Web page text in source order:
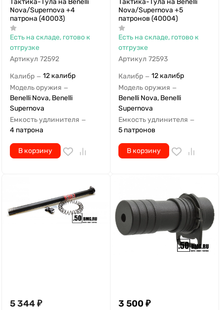
Nova/Supernova +4
патрона (40003)
Есть на складе, готово к
отгрузке
Артикул 72592
Калибр — 12 калибр
Модель оружия —
Benelli Nova, Benelli
Supernova
Емкость удлинителя —
4 патрона
В корзину
Nova/Supernova +5
патронов (40004)
Есть на складе, готово к
отгрузке
Артикул 72593
Калибр — 12 калибр
Модель оружия —
Benelli Nova, Benelli
Supernova
Емкость удлинителя —
5 патронов
В корзину
5 344₽ 3 500 ₽